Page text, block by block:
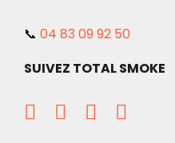
📞 04 83 09 92 50
SUIVEZ TOTAL SMOKE